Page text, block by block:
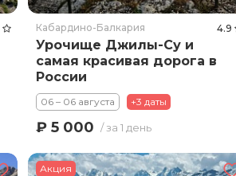
Кабардино-Балкария 4.9
Урочище Джилы-Су и
самая красивая дорога в
России
06 – 06 августа +3 даты
₽ 5 000 / за 1 день
Акция